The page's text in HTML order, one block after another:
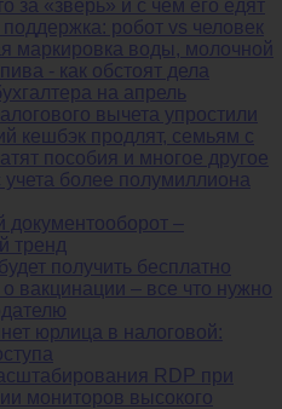
за «зверь» и с чем его едят
робот vs человек
маркировка воды, молочной
- как обстоят дела
на апрель
вычета упростили
кешбэк продлят, семьям с
пособия и многое другое
более полумиллиона
документооборот –
тренд
получить бесплатно
вакцинации – все что нужно
юрлица в налоговой:
RDP при
мониторов высокого